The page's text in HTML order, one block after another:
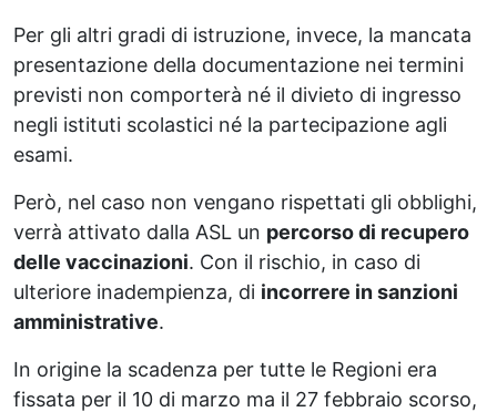
Per gli altri gradi di istruzione, invece, la mancata
presentazione della documentazione nei termini
previsti non comporterà né il divieto di ingresso
negli istituti scolastici né la partecipazione agli
esami.
Però, nel caso non vengano rispettati gli obblighi,
verrà attivato dalla ASL un percorso di recupero
delle vaccinazioni. Con il rischio, in caso di
ulteriore inadempienza, di incorrere in sanzioni
amministrative.
In origine la scadenza per tutte le Regioni era
fissata per il 10 di marzo ma il 27 febbraio scorso,